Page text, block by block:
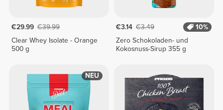
€29.99 €39.99
Clear Whey Isolate - Orange
500 g
€3.14 €3.49
10%
Zero Schokoladen- und
Kokosnuss-Sirup 355 g
NEU